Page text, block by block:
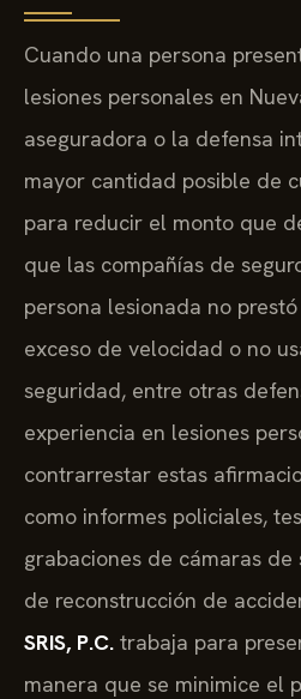
Cuando una persona
lesiones personales en
aseguradora o la defensa
mayor cantidad posible de
para reducir el monto que
que las compañías de
persona lesionada no
exceso de velocidad o no
seguridad, entre otras
experiencia en lesiones
contrarrestar estas
como informes policiales,
grabaciones de cámaras
de reconstrucción de
SRIS, P.C. trabaja para
manera que se minimice el